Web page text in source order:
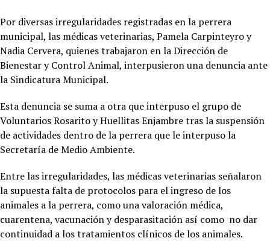
Por diversas irregularidades registradas en la perrera
municipal, las médicas veterinarias, Pamela Carpinteyro y
Nadia Cervera, quienes trabajaron en la Dirección de
Bienestar y Control Animal, interpusieron una denuncia ante
la Sindicatura Municipal.
Esta denuncia se suma a otra que interpuso el grupo de
Voluntarios Rosarito y Huellitas Enjambre tras la suspensión
de actividades dentro de la perrera que le interpuso la
Secretaría de Medio Ambiente.
Entre las irregularidades, las médicas veterinarias señalaron
la supuesta falta de protocolos para el ingreso de los
animales a la perrera, como una valoración médica,
cuarentena, vacunación y desparasitación así como no dar
continuidad a los tratamientos clínicos de los animales.